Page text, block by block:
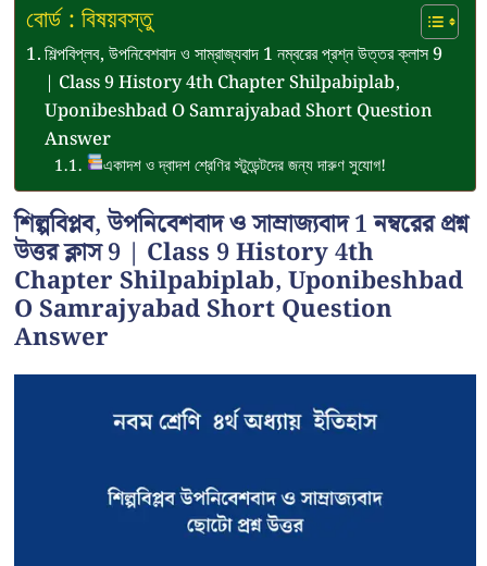
বোর্ড : বিষয়বস্তু
শিল্পবিপ্লব, উপনিবেশবাদ ও সাম্রাজ্যবাদ 1 নম্বরের প্রশ্ন উত্তর ক্লাস 9
| Class 9 History 4th Chapter Shilpabiplab,
Uponibeshbad O Samrajyabad Short Question
Answer
একাদশ ও দ্বাদশ শ্রেণির স্টুডেন্টদের জন্য দারুণ সুযোগ!
শিল্পবিপ্লব, উপনিবেশবাদ ও সাম্রাজ্যবাদ 1 নম্বরের প্রশ্ন
উত্তর ক্লাস 9 | Class 9 History 4th
Chapter Shilpabiplab, Uponibeshbad
O Samrajyabad Short Question
Answer